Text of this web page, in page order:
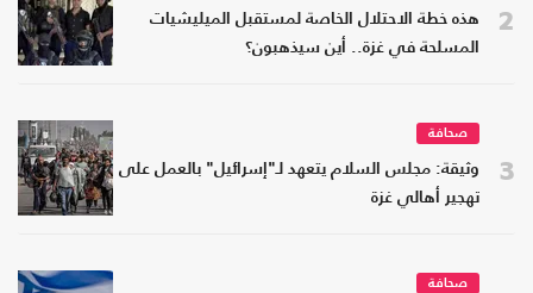
2
هذه خطة الاحتلال الخاصة لمستقبل الميليشيات
المسلحة في غزة.. أين سيذهبون؟
3
صحافة
وثيقة: مجلس السلام يتعهد لـ"إسرائيل" بالعمل على
تهجير أهالي غزة
صحافة